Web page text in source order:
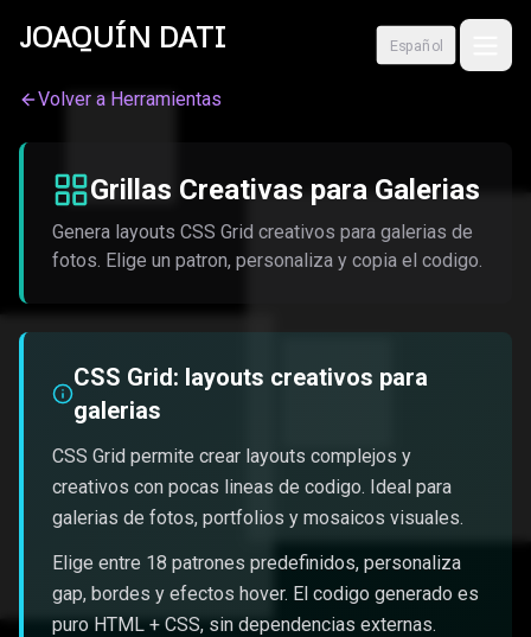
JOAQUÍN DATI Español
Volver a Herramientas
Grillas Creativas para Galerias
Genera layouts CSS Grid creativos para galerias de
fotos. Elige un patron, personaliza y copia el codigo.
CSS Grid: layouts creativos para
galerias
CSS Grid permite crear layouts complejos y
creativos con pocas lineas de codigo. Ideal para
galerias de fotos, portfolios y mosaicos visuales.
Elige entre 18 patrones predefinidos, personaliza
gap, bordes y efectos hover. El codigo generado es
puro HTML + CSS, sin dependencias externas.